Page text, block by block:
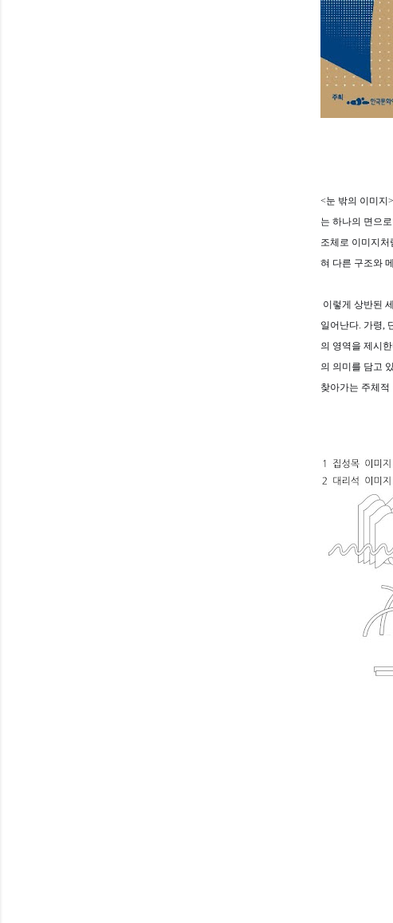
<눈 밖의 이미지
는 하나의 면으
조체로 이미지
혀 다른 구조와
이렇게 상반된
일어난다. 가령,
의 영역을 제시
의 의미를 담고
찾아가는 주체적